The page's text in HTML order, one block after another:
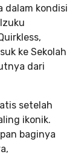
dalam kondisi
ke Sekolah
dari
setelah
ikonik.
baginya